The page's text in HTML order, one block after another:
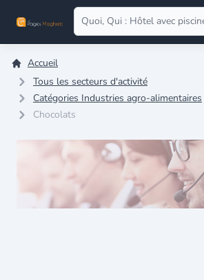
Accueil
Tous les secteurs d'activité
Catégories Industries agro-alimentaires
Chocolats